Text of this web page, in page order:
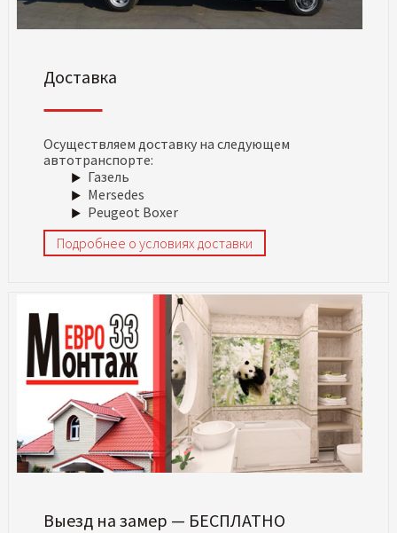
Доставка
Осуществляем доставку на следующем
автотранспорте:
Газель
Mersedes
Peugeot Boxer
Подробнее о условиях доставки
Выезд на замер — БЕСПЛАТНО